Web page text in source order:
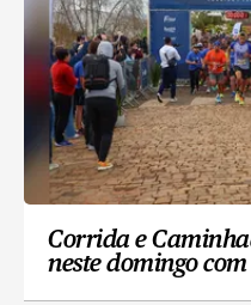
Corrida e
neste domingo